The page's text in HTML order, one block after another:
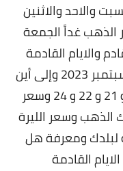
والاحد والاثنين
الذهب غداً الجمعة
والايام القادمة
والمقبلة وتوقعات أسعار الذهب سبتمبر 2023 وإلى أين
تتجه أسعار الذهب عيار 14 و 18 و 21 و 22 و 24 وسعر
وسعر الليرة
لبلدك ومعرفةهل
القادمة